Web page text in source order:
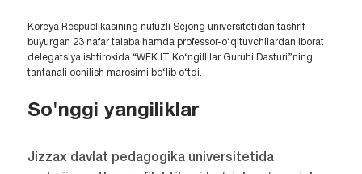
Koreya Respublikasining nufuzli Sejong universitetidan tashrif
buyurgan 23 nafar talaba hamda professor-o‘qituvchilardan iborat
delegatsiya ishtirokida “WFK IT Ko‘ngillilar Guruhi Dasturi”ning
tantanali ochilish marosimi bo‘lib o‘tdi.
So'nggi yangiliklar
Jizzax davlat pedagogika universitetida